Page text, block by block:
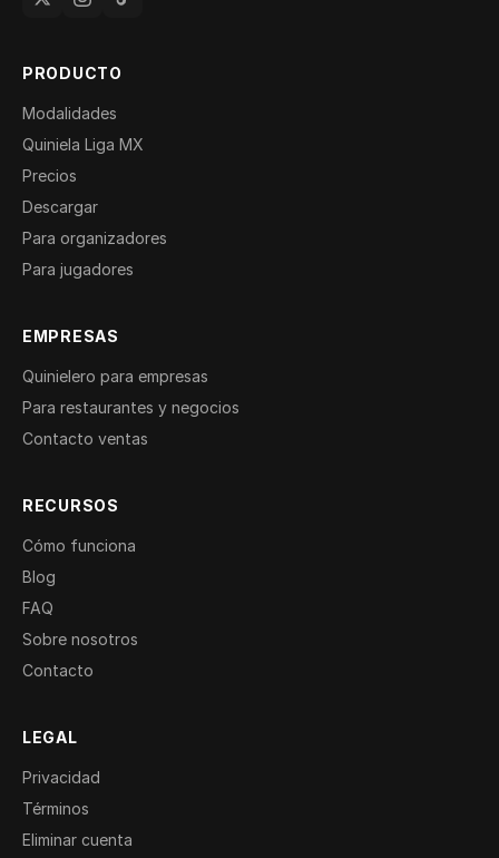
PRODUCTO
Modalidades
Quiniela Liga MX
Precios
Descargar
Para organizadores
Para jugadores
EMPRESAS
Quinielero para empresas
Para restaurantes y negocios
Contacto ventas
RECURSOS
Cómo funciona
Blog
FAQ
Sobre nosotros
Contacto
LEGAL
Privacidad
Términos
Eliminar cuenta